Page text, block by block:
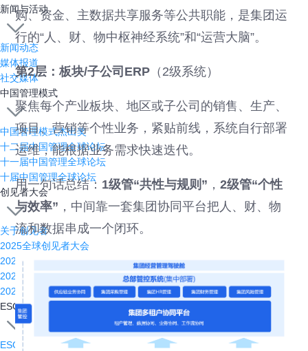
新闻与活动
新闻动态
媒体报道
社交媒体
中国管理模式
中国管理模式杰出奖
十二届中国管理全球论坛
十一届中国管理全球论坛
十届中国管理全球论坛
创见者大会
关于创见者
2025全球创见者大会
2024全球创见者大会
2023全球创见者大会
2022全球创见者大会
ESG
ESG报告
购、资金、主数据共享服务等公共职能，是集团运
行的“人、财、物中枢神经系统”和“运营大脑”。
第2层：板块/子公司ERP （2级系统）
聚焦每个产业板块、地区或子公司的销售、生产、
项目、营销等个性业务，紧贴前线，系统自行部署
运维，能根据业务需求快速迭代。
用一句话总结： 1级管“共性与规则” ，2级管“个性
与效率” ，中间靠一套集团协同平台把人、财、物
流和数据串成一个闭环。